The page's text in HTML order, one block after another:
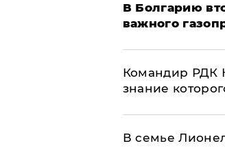
В Болгарию
важного
Командир РДК
знание
В семье